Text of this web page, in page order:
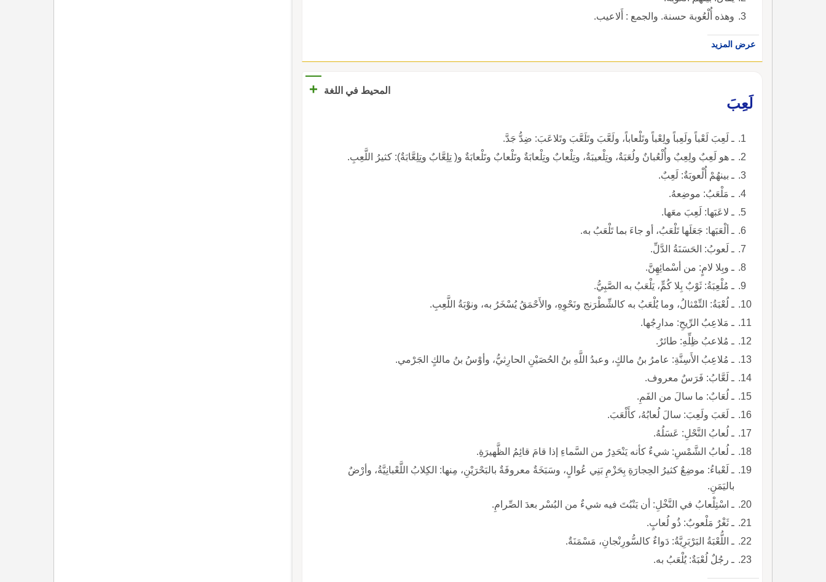
وهذه أُلْعُوبة حسنة. والجمع : أَلاعيب.
عرض المزيد
المحيط في اللغة
+
لَعِبَ
ـ لَعِبَ لَعْباً ولَعِباً ولِعْباً وتَلْعاباً، ولَعَّبَ وتَلَعَّبَ وتَلاعَبَ: ضِدُّ جَدَّ.
ـ هو لَعِبٌ ولِعِبٌ وأُلْعُبانٌ ولُعَبَةٌ، وتِلْعيبَةٌ، وتِلْعابٌ وتِلْعابَةٌ وتَلْعابٌ وتَلْعابَةٌ و( تِلِعَّابٌ وتِلِعَّابَةٌ): كثيرُ اللَّعِبِ.
ـ بينهُمْ أُلْعوبَةٌ: لَعِبٌ.
ـ مَلْعَبُ: موضِعهُ.
ـ لاعَبَها: لَعِبَ معَها.
ـ ألْعَبَها: جَعَلَها تَلْعَبُ، أو جاءَ بما تَلْعَبُ به.
ـ لَعوبُ: الحَسَنَةُ الدَّلِّ.
ـ وبِلا لامٍ: من أسْمائِهِنَّ.
ـ مُلْعِبَةُ: ثَوْبٌ بِلا كُمٍّ، يَلْعَبُ به الصَّبِيُّ.
ـ لُعْبَةُ: التِّمْثالُ، وما يُلْعَبُ به كالشِّطْرَنج ونَحْوِهِ، والأَحْمَقُ يُسْخَرُ به، ونوْبَةُ اللَّعِبِ.
ـ مَلاعِبُ الرِّيحِ: مدارِجُها.
ـ مُلاعبُ ظِلِّهِ: طائرٌ.
ـ مُلاعِبُ الأَسِنَّةِ: عامرُ بنُ مالكٍ، وعبدُ اللَّهِ بنُ الحُصَيْنِ الحارِثيُّ، وأوْسُ بنُ مالكٍ الجَرْمي.
ـ لَعَّابُ: فَرَسٌ معروف.
ـ لُعَابٌ: ما سالَ من الفَمِ.
ـ لَعَبَ ولَعِبَ: سالَ لُعابُهُ، كأَلْعَبَ.
ـ لُعابُ النَّحْلِ: عَسَلُهُ.
ـ لُعابُ الشَّمْسِ: شيءٌ كأنه يَنْحَدِرُ من السَّماءِ إذا قامَ قائِمُ الظَّهيرَةِ.
ـ لَعْباءُ: موضِعٌ كثيرُ الحِجارَةِ بِحَزْمِ بَنِي عُوالٍ، وسَبَخَةٌ معروفَةٌ بالبَحْرَيْنِ، مِنها: الكِلابُ اللَّعْبانِيَّةُ، وأرْضٌ
باليَمَنِ.
ـ اسْتِلْعابُ في النَّخْلِ: أن يَنْبُتَ فيه شيءٌ من البُسْر بعدَ الصِّرامِ.
ـ ثَغْرٌ مَلْعوبٌ: ذُو لُعابٍ.
ـ اللُّعْبَةُ البَرْبَرِيَّةُ: دَواءٌ كالسُّورِنْجانِ، مَسْمَنَةٌ.
ـ رجُلٌ لُعْبَةٌ: يُلْعَبُ به.